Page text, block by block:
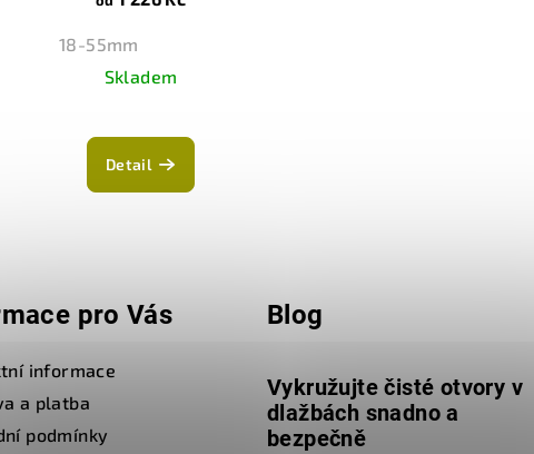
18-55mm
Skladem
Detail
pro Vás
informace
a platba
podmínky
Blog
Vykružujte čisté otvory v
dlažbách snadno a
bezpečně